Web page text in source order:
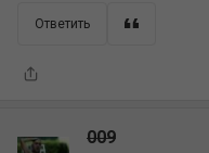
Ответить
009